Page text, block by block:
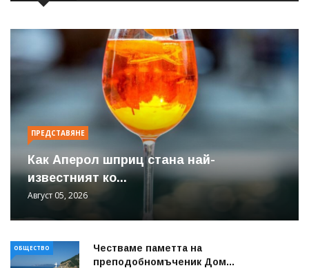
ПРЕДСТАВЯНЕ
Как Аперол шприц стана най-
известният ко...
Август 05, 2026
ОБЩЕСТВО
Честваме паметта на
преподобномъченик Дом...